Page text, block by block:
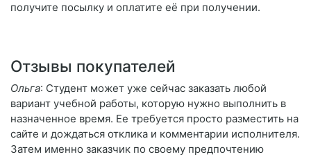
получите посылку и оплатите её при получении.
Отзывы покупателей
Ольга: Студент может уже сейчас заказать любой
вариант учебной работы, которую нужно выполнить в
назначенное время. Ее требуется просто разместить на
сайте и дождаться отклика и комментарии исполнителя.
Затем именно заказчик по своему предпочтению